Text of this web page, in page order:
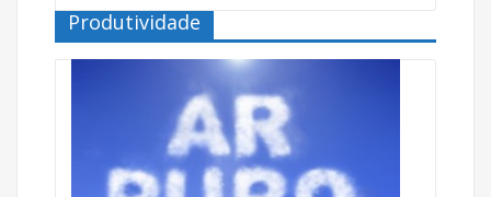
Produtividade